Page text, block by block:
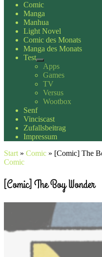
Comic
Manga
Manhua
Light Novel
Comic des Monats
Manga des Monats
Test
Apps
Games
TV
Versus
Wootbox
Senf
Vinciscast
Zufallsbeitrag
Impressum
Start » Comic » [Comic] The
Comic
[Comic] The Boy Wonder